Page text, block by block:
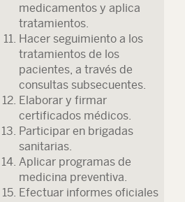
medicamentos y aplica
tratamientos.
Hacer seguimiento a los
tratamientos de los
pacientes, a través de
consultas subsecuentes.
Elaborar y firmar
certificados médicos.
Participar en brigadas
sanitarias.
Aplicar programas de
medicina preventiva.
Efectuar informes oficiales